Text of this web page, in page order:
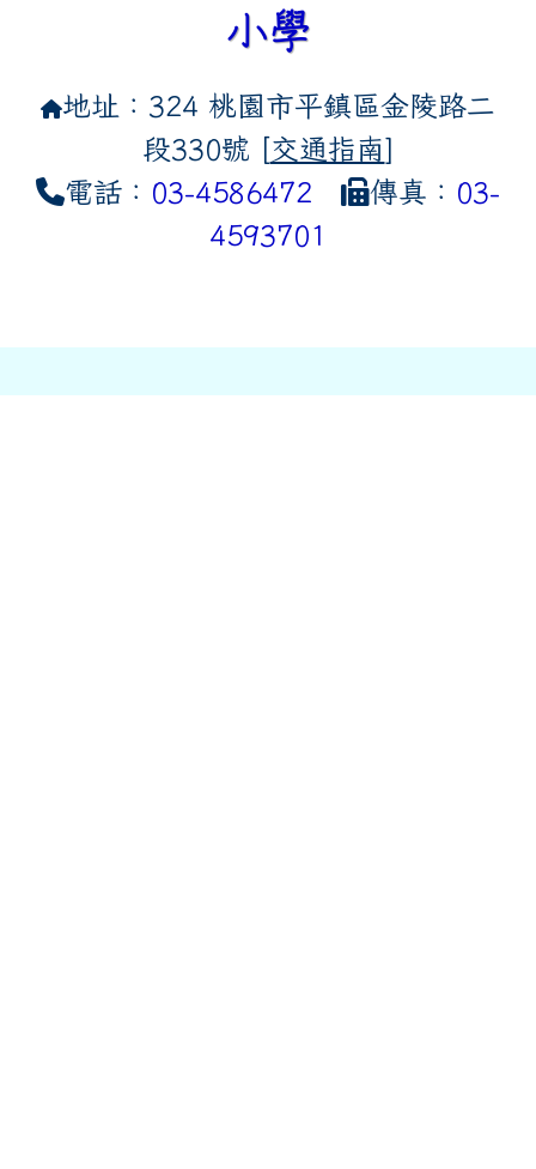
小學
地址：324 桃園市平鎮區金陵路二
段330號 [交通指南]
電話： 03-4586472 傳真： 03-
4593701